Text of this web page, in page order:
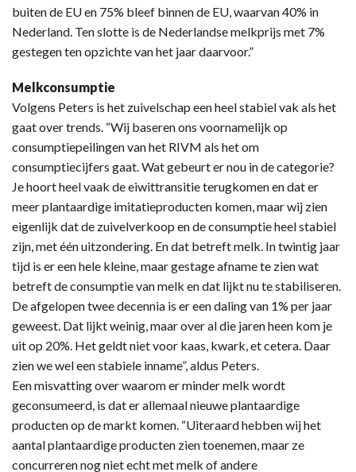
buiten de EU en 75% bleef binnen de EU, waarvan 40% in
Nederland. Ten slotte is de Nederlandse melkprijs met 7%
gestegen ten opzichte van het jaar daarvoor.”
Melkconsumptie
Volgens Peters is het zuivelschap een heel stabiel vak als het
gaat over trends. “Wij baseren ons voornamelijk op
consumptiepeilingen van het RIVM als het om
consumptiecijfers gaat. Wat gebeurt er nou in de categorie?
Je hoort heel vaak de eiwittransitie terugkomen en dat er
meer plantaardige imitatieproducten komen, maar wij zien
eigenlijk dat de zuivelverkoop en de consumptie heel stabiel
zijn, met één uitzondering. En dat betreft melk. In twintig jaar
tijd is er een hele kleine, maar gestage afname te zien wat
betreft de consumptie van melk en dat lijkt nu te stabiliseren.
De afgelopen twee decennia is er een daling van 1% per jaar
geweest. Dat lijkt weinig, maar over al die jaren heen kom je
uit op 20%. Het geldt niet voor kaas, kwark, et cetera. Daar
zien we wel een stabiele inname”, aldus Peters.
Een misvatting over waarom er minder melk wordt
geconsumeerd, is dat er allemaal nieuwe plantaardige
producten op de markt komen. “Uiteraard hebben wij het
aantal plantaardige producten zien toenemen, maar ze
concurreren nog niet echt met melk of andere